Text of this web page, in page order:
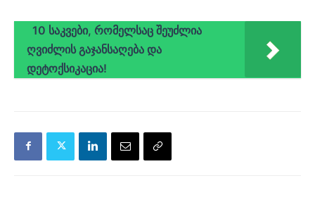
10 საკვები, რომელსაც შეუძლია
ღვიძლის გაჯანსაღება და
დეტოქსიკაცია!